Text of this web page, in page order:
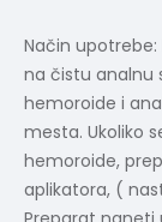
Način
na čistu analnu
hemoroide i
mesta. Ukoliko
hemoroide,
aplikatora, (